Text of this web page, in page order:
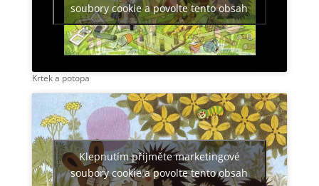
soubory cookie a povolte tento obsah
Krtek a potopa
Klepnutím přijměte marketingové
soubory cookie a povolte tento obsah